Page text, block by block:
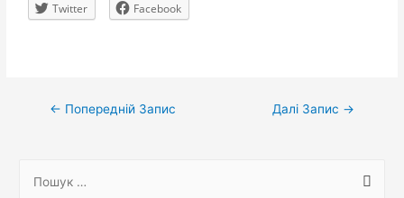
Twitter Facebook
Навігація
← Попередній Запис Далі Запис →